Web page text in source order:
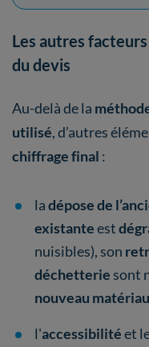
Les autres
du devis
Au-delà de la
utilisé, d’autres
chiffrage final :
ladépose de
existanteest
nuisibles), son
déchetterie sont
nouveau matériau
l'accessibilitéet